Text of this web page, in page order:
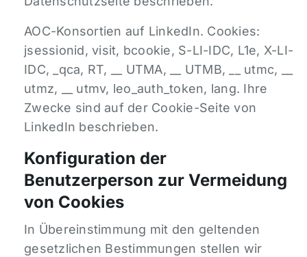
AOC-Konsortien auf LinkedIn. Cookies:
jsessionid, visit, bcookie, S-LI-IDC, L1e, X-LI-
IDC, _qca, RT, __ UTMA, __ UTMB, __ utmc, __
utmz, __ utmv, leo_auth_token, lang. Ihre
Zwecke sind auf der Cookie-Seite von
LinkedIn beschrieben.
Konfiguration der
Benutzerperson zur Vermeidung
von Cookies
In Übereinstimmung mit den geltenden
gesetzlichen Bestimmungen stellen wir